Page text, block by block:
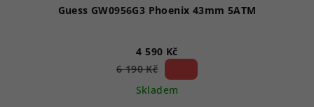
Guess GW0956G3 Phoenix 43mm 5ATM
4 590 Kč
6 190 Kč
Skladem